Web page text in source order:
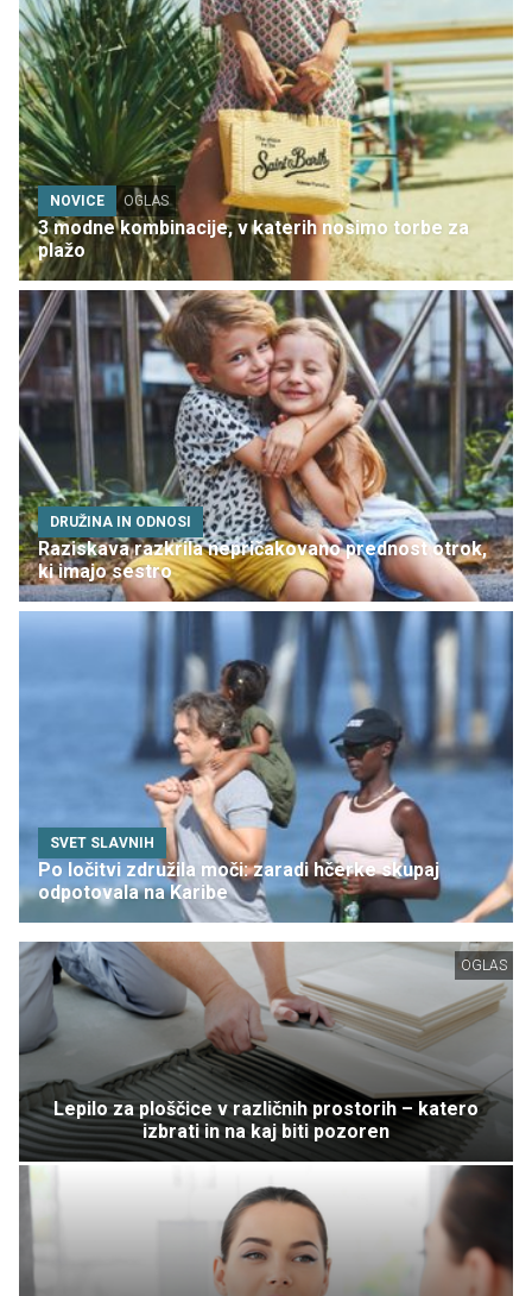
NOVICE OGLAS
3 modne kombinacije, v katerih nosimo torbe za
plažo
DRUŽINA IN ODNOSI
Raziskava razkrila nepričakovano prednost otrok,
ki imajo sestro
SVET SLAVNIH
Po ločitvi združila moči: zaradi hčerke skupaj
odpotovala na Karibe
OGLAS
Lepilo za ploščice v različnih prostorih – katero
izbrati in na kaj biti pozoren